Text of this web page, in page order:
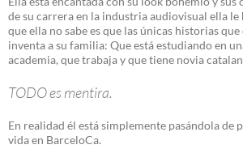
de su carrera en la industria audiovisual ella
que ella no sabe es que las únicas historias
inventa a su familia: Que está estudiando en
academia, que trabaja y que tiene novia
TODO es mentira.
En realidad él está simplemente pasándola de
vida en BarceloCa.